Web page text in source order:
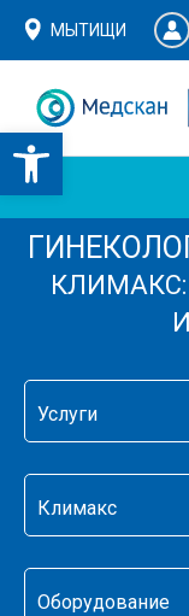
МЫТИЩИ
Услуги
Климакс
Оборудование